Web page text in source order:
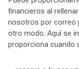
financieros al
nosotros por correo
otro modo. Aquí se
proporciona cuando